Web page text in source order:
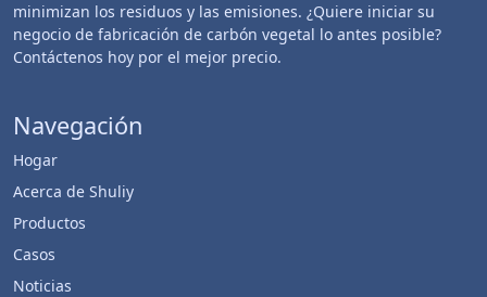
minimizan los residuos y las emisiones. ¿Quiere iniciar su
negocio de fabricación de carbón vegetal lo antes posible?
Contáctenos hoy por el mejor precio.
Navegación
Hogar
Acerca de Shuliy
Productos
Casos
Noticias